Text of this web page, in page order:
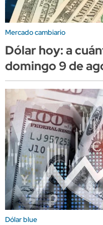
Mercado cambiario
Dólar hoy: a
domingo 9 de
Dólar blue